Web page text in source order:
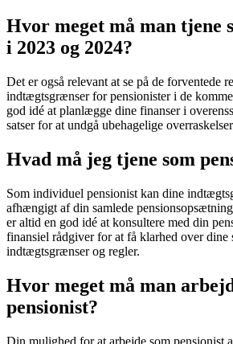
Hvor meget må man tjene
i 2023 og 2024?
Det er også relevant at se på de forventede
indtægtsgrænser for pensionister i de
god idé at planlægge dine finanser i
satser for at undgå ubehagelige
Hvad må jeg tjene som
Som individuel pensionist kan dine
afhængigt af din samlede
er altid en god idé at konsultere med din
finansiel rådgiver for at få klarhed over dine
indtægtsgrænser og regler.
Hvor meget må man
pensionist?
Din mulighed for at arbejde som pensionist